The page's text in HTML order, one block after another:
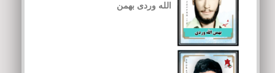
الله وردی بهمن